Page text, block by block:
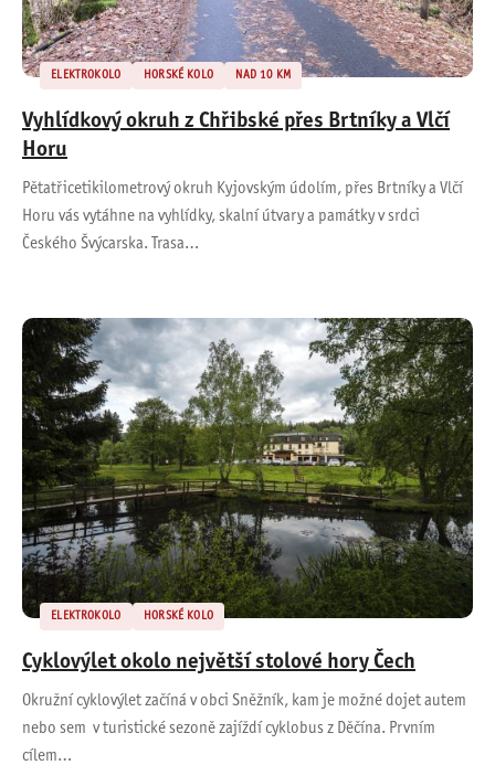
ELEKTROKOLO HORSKÉ KOLO NAD 10 KM
Vyhlídkový okruh z Chřibské přes Brtníky a Vlčí
Horu
Pětatřicetikilometrový okruh Kyjovským údolím, přes Brtníky a Vlčí
Horu vás vytáhne na vyhlídky, skalní útvary a památky v srdci
Českého Švýcarska. Trasa…
ELEKTROKOLO HORSKÉ KOLO
Cyklovýlet okolo největší stolové hory Čech
Okružní cyklovýlet začíná v obci Sněžník, kam je možné dojet autem
nebo sem v turistické sezoně zajíždí cyklobus z Děčína. Prvním
cílem…